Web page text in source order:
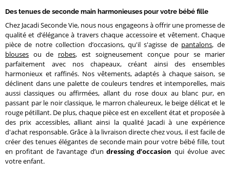
Des tenues de seconde main harmonieuses pour votre bébé fille
Chez Jacadi Seconde Vie, nous nous engageons à offrir une promesse de
qualité et d’élégance à travers chaque accessoire et vêtement. Chaque
pièce de notre collection d’occasions, qu'il s'agisse de pantalons, de
blouses ou de robes, est soigneusement conçue pour se marier
parfaitement avec nos chapeaux, créant ainsi des ensembles
harmonieux et raffinés. Nos vêtements, adaptés à chaque saison, se
déclinent dans une palette de couleurs tendres et intemporelles, mais
aussi classiques ou affirmées, allant du rose doux au blanc pur, en
passant par le noir classique, le marron chaleureux, le beige délicat et le
rouge pétillant. De plus, chaque pièce est en excellent état et proposée à
des prix accessibles, alliant ainsi la qualité Jacadi à une expérience
d'achat responsable. Grâce à la livraison directe chez vous, il est facile de
créer des tenues élégantes de seconde main pour votre bébé fille, tout
en profitant de l’avantage d’un dressing d’occasion qui évolue avec
votre enfant.